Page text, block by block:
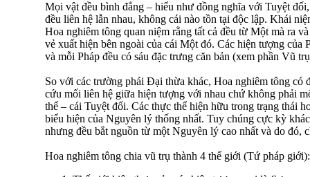
Mọi vật đều bình đẳng – hiểu như đồng nghĩa với Tuyệt
đều liên hệ lẫn nhau, không cái nào tồn tại độc lập. Khái
Hoa nghiêm tông quan niệm rằng tất cả đều từ Một mà ra
vẻ xuất hiện bên ngoài của cái Một đó. Các hiện tượng của
và mỗi Pháp đều có sáu đặc trưng căn bản (xem phần Vũ
So với các trường phái Ðại thừa khác, Hoa nghiêm tông có
cứu mối liên hệ giữa hiện tượng với nhau chứ không phải
thể – cái Tuyệt đối. Các thực thể hiện hữu trong trạng thái
biểu hiện của Nguyên lý thống nhất. Tuy chúng cực kỳ
nhưng đều bắt nguồn từ một Nguyên lý cao nhất và do đó,
Hoa nghiêm tông chia vũ trụ thành 4 thế giới (Tứ pháp giới):